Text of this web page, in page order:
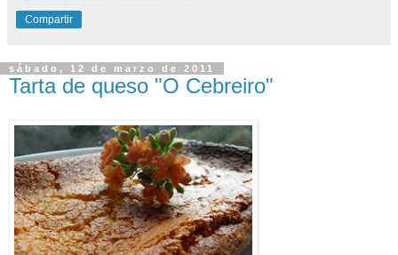
Compartir
sábado, 12 de marzo de 2011
Tarta de queso "O Cebreiro"